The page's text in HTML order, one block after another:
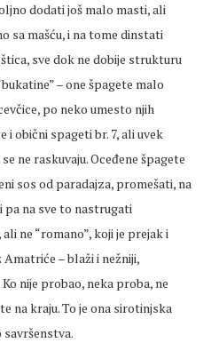
dodati još malo masti, ali
sa mašću, i na tome dinstati
sve dok ne dobije strukturu
– one špagete malo
po neko umesto njih
i obični spageti br. 7, ali uvek
ne raskuvaju. Oceđene špagete
sos od paradajza, promešati, na
na sve to nastrugati
ne “romano”, koji je prejak i
– blaži i nežniji,
nije probao, neka proba, ne
na kraju. To je ona sirotinjska